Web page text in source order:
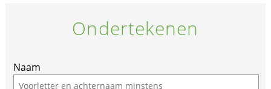
Ondertekenen
If
you
Naam